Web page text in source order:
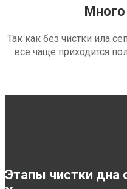
Много
Так как без чистки ила
все чаще приходится
Этапы чистки дна